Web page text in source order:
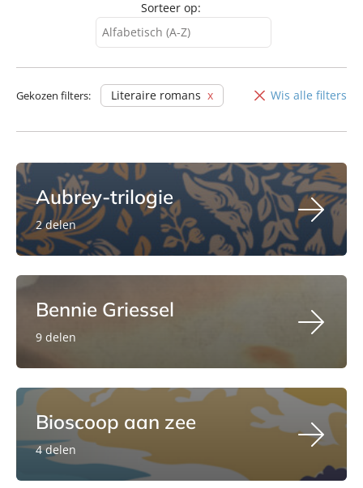
Sorteer op:
Alfabetisch (A-Z)
Alfabetisch (Z-A)
Gekozen filters: Literaire romans Wis alle filters
Aubrey-trilogie
2 delen
Bennie Griessel
9 delen
Bioscoop aan zee
4 delen